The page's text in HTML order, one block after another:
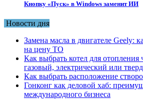
Кнопку «Пуск» в Windows заменит ИИ
Новости дня
Замена масла в двигателе Geely:
на цену ТО
Как выбрать котел для отопления
газовый, электрический или
Как выбрать расположение
Гонконг как деловой хаб:
международного бизнеса